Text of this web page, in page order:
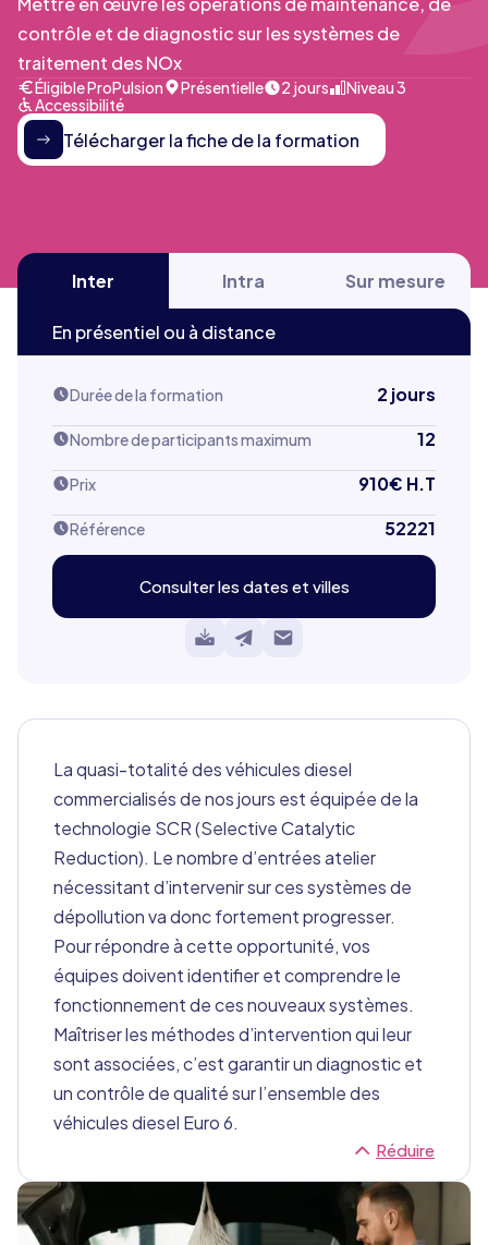
contrôle et de diagnostic sur les systèmes de
traitement des NOx
Éligible ProPulsion Présentielle 2 jours
Niveau 3
Accessibilité
Télécharger la fiche de la formation
La quasi-totalité des véhicules diesel
commercialisés de nos jours est équipée de la
technologie SCR (Selective Catalytic
Reduction). Le nombre d’entrées atelier
nécessitant d’intervenir sur ces systèmes de
dépollution va donc fortement progresser.
Pour répondre à cette opportunité, vos
équipes doivent identifier et comprendre le
fonctionnement de ces nouveaux systèmes.
Maîtriser les méthodes d’intervention qui leur
sont associées, c’est garantir un diagnostic et
un contrôle de qualité sur l’ensemble des
véhicules diesel Euro 6.
Réduire
Inter Intra Sur mesure
En présentiel ou à distance
Durée de la formation 2 jours
Nombre de participants maximum 12
Prix 910€ H.T
Référence 52221
Consulter les dates et villes